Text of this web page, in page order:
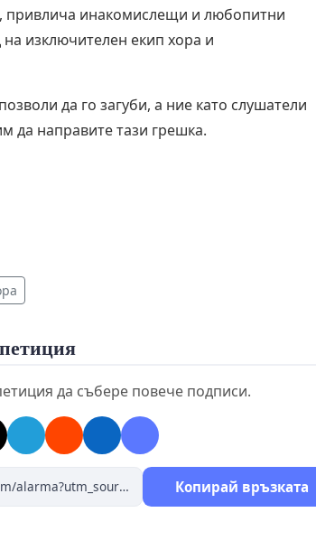
привлича инакомислещи и любопитни
изключителен екип хора и
да го загуби, а ние като слушатели
да направите тази грешка.
да събере повече подписи.
Копирай връзката